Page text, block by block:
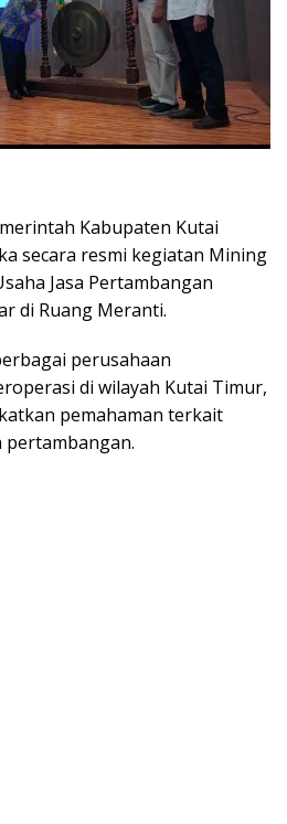
Kabupaten Kutai
secara resmi kegiatan Mining
Jasa Pertambangan
di Ruang Meranti.
perusahaan
di wilayah Kutai Timur,
pemahaman terkait
pertambangan.